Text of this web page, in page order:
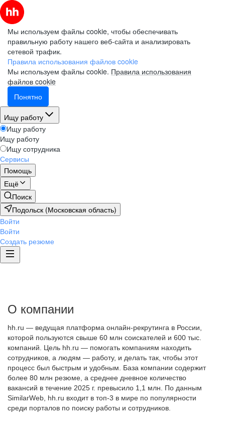
Мы используем файлы cookie, чтобы обеспечивать
правильную работу нашего веб-сайта и анализировать
сетевой трафик.
Правила использования файлов cookie
Мы используем файлы cookie. Правила использования
файлов cookie
Понятно
Ищу работу
Ищу работу
Ищу работу
Ищу сотрудника
Сервисы
Помощь
Ещё
Поиск
Подольск (Московская область)
Войти
Войти
Создать резюме
О компании
hh.ru — ведущая платформа онлайн-рекрутинга в России,
которой пользуются свыше 60 млн соискателей и 600 тыс.
компаний. Цель hh.ru — помогать компаниям находить
сотрудников, а людям — работу, и делать так, чтобы этот
процесс был быстрым и удобным. База компании содержит
более 80 млн резюме, а среднее дневное количество
вакансий в течение 2025 г. превысило 1,1 млн. По данным
SimilarWeb, hh.ru входит в топ-3 в мире по популярности
среди порталов по поиску работы и сотрудников.